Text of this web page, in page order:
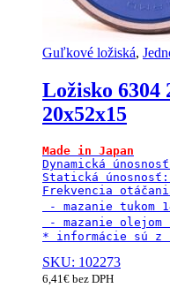
Guľkové ložiská,
Ložisko
20x52x15
Made in Japan
Dynamická
Statická
Frekvencia
- mazanie tukom
- mazanie olejom
* informácie sú z
SKU: 102273
6,41 € bez DPH